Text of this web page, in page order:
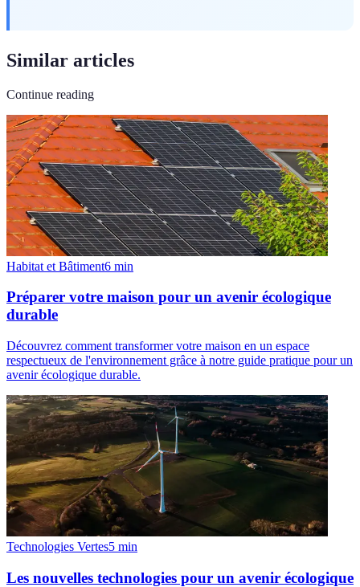
Similar articles
Continue reading
Habitat et Bâtiment6 min
Préparer votre maison pour un avenir écologique
durable
Découvrez comment transformer votre maison en un espace
respectueux de l'environnement grâce à notre guide pratique pour un
avenir écologique durable.
Technologies Vertes5 min
Les nouvelles technologies pour un avenir écologique